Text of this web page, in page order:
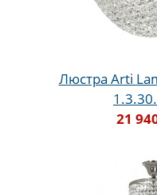
Люстра Arti
21